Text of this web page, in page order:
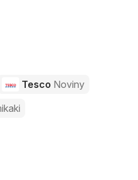
Tesco Noviny